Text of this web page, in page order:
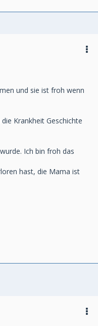
und sie ist froh wenn
Krankheit Geschichte
Ich bin froh das
hast, die Mama ist